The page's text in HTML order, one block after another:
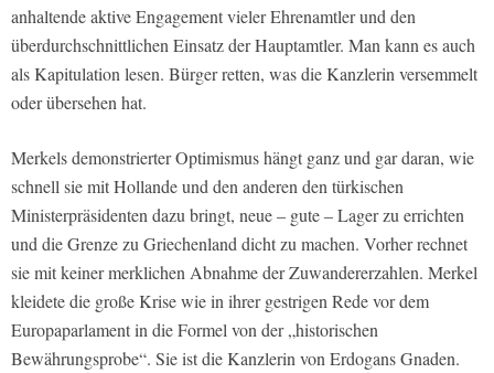
anhaltende aktive Engagement vieler Ehrenamtler und den
überdurchschnittlichen Einsatz der Hauptamtler. Man kann es auch
als Kapitulation lesen. Bürger retten, was die Kanzlerin versemmelt
oder übersehen hat.
Merkels demonstrierter Optimismus hängt ganz und gar daran, wie
schnell sie mit Hollande und den anderen den türkischen
Ministerpräsidenten dazu bringt, neue – gute – Lager zu errichten
und die Grenze zu Griechenland dicht zu machen. Vorher rechnet
sie mit keiner merklichen Abnahme der Zuwandererzahlen. Merkel
kleidete die große Krise wie in ihrer gestrigen Rede vor dem
Europaparlament in die Formel von der „historischen
Bewährungsprobe“. Sie ist die Kanzlerin von Erdogans Gnaden.